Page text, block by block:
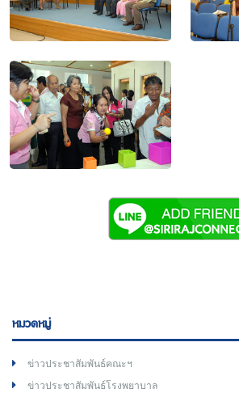
หมวดหมู่
ข่าวประชาสัมพันธ์คณะฯ
ข่าวประชาสัมพันธ์โรงพยาบาล